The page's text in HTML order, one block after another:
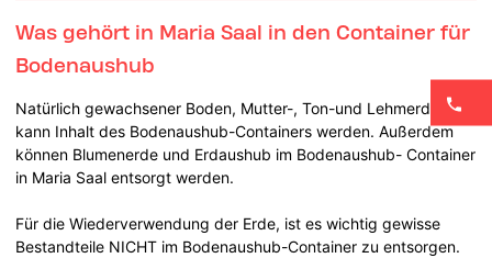
Was gehört in Maria Saal in den Container für
Bodenaushub
Natürlich gewachsener Boden, Mutter-, Ton-und Lehmerde
kann Inhalt des Bodenaushub-Containers werden. Außerdem
können Blumenerde und Erdaushub im Bodenaushub- Container
in Maria Saal entsorgt werden.
Für die Wiederverwendung der Erde, ist es wichtig gewisse
Bestandteile NICHT im Bodenaushub-Container zu entsorgen.